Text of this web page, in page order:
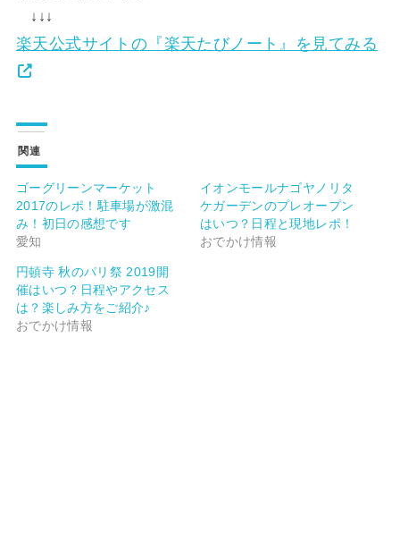
↓↓↓
楽天公式サイトの『楽天たびノート』を見てみる
関連
ゴーグリーンマーケット
2017のレポ！駐車場が激混
み！初日の感想です
愛知
イオンモールナゴヤノリタ
ケガーデンのプレオープン
はいつ？日程と現地レポ！
おでかけ情報
円頓寺 秋のパリ祭 2019開
催はいつ？日程やアクセス
は？楽しみ方をご紹介♪
おでかけ情報